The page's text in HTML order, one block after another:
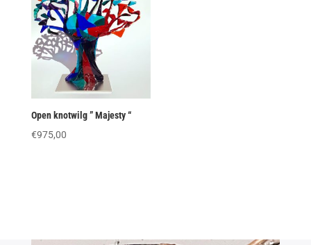
Open knotwilg ” Majesty “
€975,00